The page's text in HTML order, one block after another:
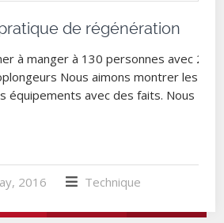
de régénération
à manger à 130 personnes avec 2
Nous aimons montrer les
équipements avec des faits. Nous
2016 Technique